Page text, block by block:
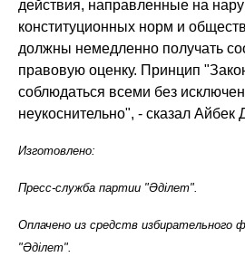
действия, направленные на
конституционных норм и
должны немедленно получать
правовую оценку. Принцип
соблюдаться всеми без
неукоснительно", - сказал Айбек
Изготовлено:
Пресс-служба партии "Әділет".
Оплачено из средств
"Әділет".